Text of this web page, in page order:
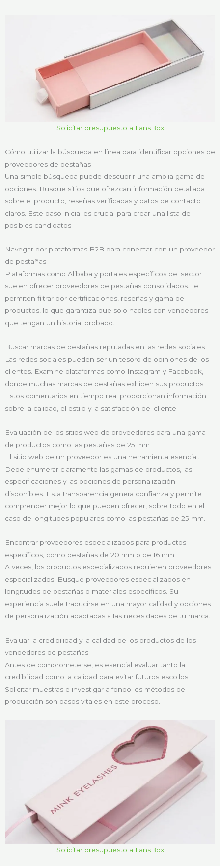
Solicitar presupuesto a LansBox
Cómo utilizar la búsqueda en línea para identificar opciones de
proveedores de pestañas
Una simple búsqueda puede descubrir una amplia gama de
opciones. Busque sitios que ofrezcan información detallada
sobre el producto, reseñas verificadas y datos de contacto
claros. Este paso inicial es crucial para crear una lista de
posibles candidatos.
Navegar por plataformas B2B para conectar con un proveedor
de pestañas
Plataformas como Alibaba y portales específicos del sector
suelen ofrecer proveedores de pestañas consolidados. Te
permiten filtrar por certificaciones, reseñas y gama de
productos, lo que garantiza que solo hables con vendedores
que tengan un historial probado.
Buscar marcas de pestañas reputadas en las redes sociales
Las redes sociales pueden ser un tesoro de opiniones de los
clientes. Examine plataformas como Instagram y Facebook,
donde muchas marcas de pestañas exhiben sus productos.
Estos comentarios en tiempo real proporcionan información
sobre la calidad, el estilo y la satisfacción del cliente.
Evaluación de los sitios web de proveedores para una gama
de productos como las pestañas de 25 mm
El sitio web de un proveedor es una herramienta esencial.
Debe enumerar claramente las gamas de productos, las
especificaciones y las opciones de personalización
disponibles. Esta transparencia genera confianza y permite
comprender mejor lo que pueden ofrecer, sobre todo en el
caso de longitudes populares como las pestañas de 25 mm.
Encontrar proveedores especializados para productos
específicos, como pestañas de 20 mm o de 16 mm
A veces, los productos especializados requieren proveedores
especializados. Busque proveedores especializados en
longitudes de pestañas o materiales específicos. Su
experiencia suele traducirse en una mayor calidad y opciones
de personalización adaptadas a las necesidades de tu marca.
Evaluar la credibilidad y la calidad de los productos de los
vendedores de pestañas
Antes de comprometerse, es esencial evaluar tanto la
credibilidad como la calidad para evitar futuros escollos.
Solicitar muestras e investigar a fondo los métodos de
producción son pasos vitales en este proceso.
Solicitar presupuesto a LansBox